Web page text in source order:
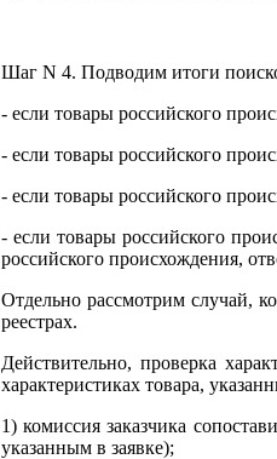
Шаг N 4. Подводим итоги
- если товары российского
- если товары российского
- если товары российского
- если товары российского
российского происхождения,
Отдельно рассмотрим случай,
реестрах.
Действительно, проверка
характеристиках товара,
1) комиссия заказчика
указанным в заявке);